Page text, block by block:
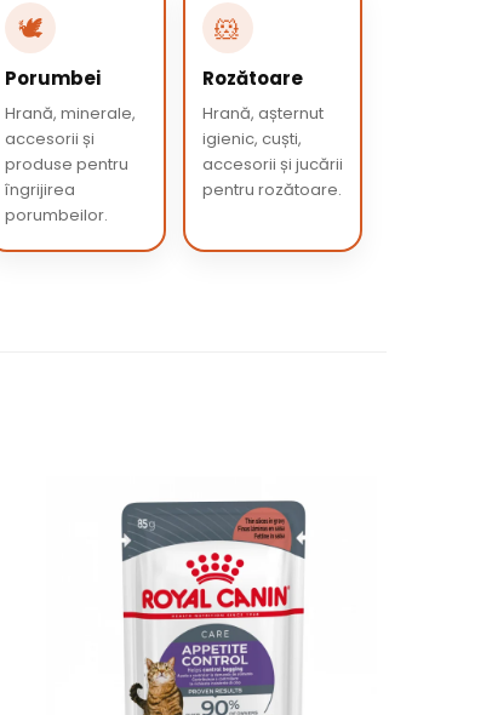
🕊️
Porumbei
Hrană, minerale,
accesorii și
produse pentru
îngrijirea
porumbeilor.
🐹
Rozătoare
Hrană, așternut
igienic, cuști,
accesorii și jucării
pentru rozătoare.